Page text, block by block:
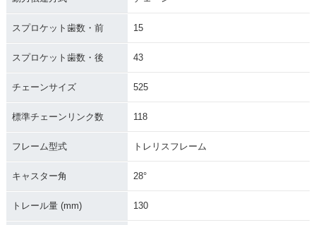
スプロケット歯数・前 15
スプロケット歯数・後 43
チェーンサイズ 525
標準チェーンリンク数 118
フレーム型式 トレリスフレーム
キャスター角 28°
トレール量 (mm) 130